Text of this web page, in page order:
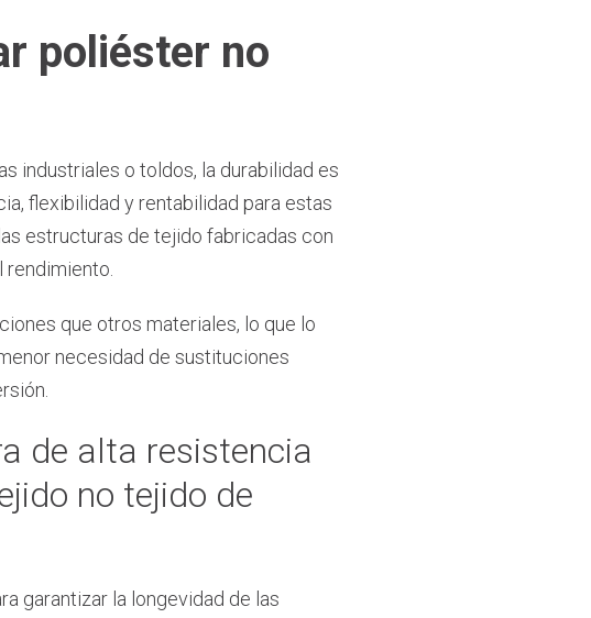
poliéster no
industriales o toldos, la durabilidad es
flexibilidad y rentabilidad para estas
estructuras de tejido fabricadas con
que otros materiales, lo que lo
necesidad de sustituciones
de alta resistencia
no tejido de
garantizar la longevidad de las